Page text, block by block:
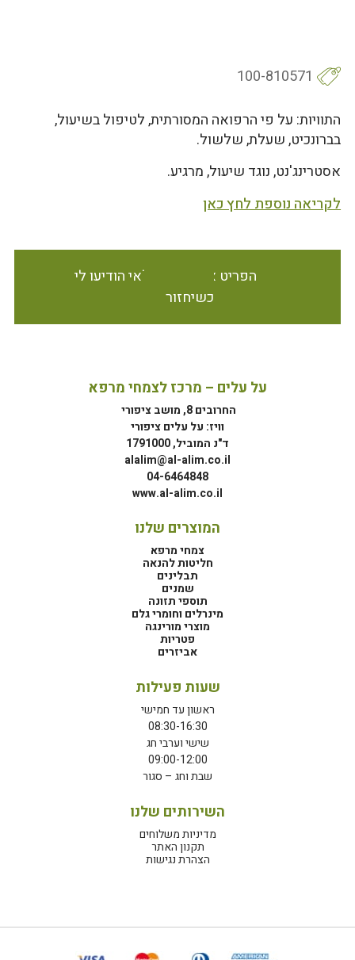
100-810571
התוויות: על פי הרפואה המסורתית, לטיפול בשיעול,
בברונכיט, שעלת, שלשול.
אסטרינג'נט, נוגד שיעול, מרגיע.
לקריאה נוספת לחץ כאן
הפריט אינו זמין במלאי הודיעו לי
כשיחזור
על עלים – מרכז לצמחי מרפא
החרובים 8, מושב ציפורי
וויז: על עלים ציפורי
ד"נ המוביל, 1791000
alalim@al-alim.co.il
04-6464848
www.al-alim.co.il
המוצרים שלנו
צמחי מרפא
חליטות להנאה
תבלינים
שמנים
תוספי תזונה
מינרלים וחומרי גלם
מוצרי מורינגה
פטריות
אביזרים
שעות פעילות
ראשון עד חמישי
08:30-16:30
שישי וערבי חג
09:00-12:00
שבת וחג – סגור
השירותים שלנו
מדיניות משלוחים
תקנון האתר
הצהרת נגישות